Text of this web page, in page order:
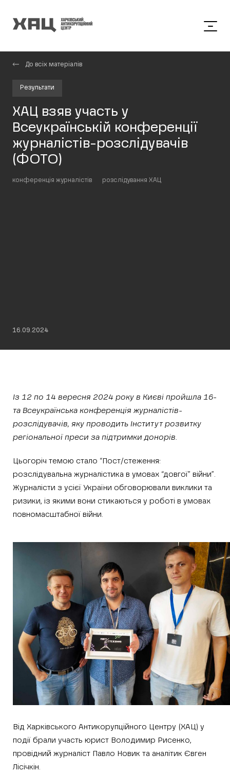
До всіх матеріалів
Результати
ХАЦ взяв участь у
Всеукраїнській конференції
журналістів-розслідувачів
(ФОТО)
конференція журналістів розслідування ХАЦ
16.09.2024
Із 12 по 14 вересня 2024 року в Києві пройшла 16-
та Всеукраїнська конференція журналістів-
розслідувачів, яку проводить Інститут розвитку
регіональної преси за підтримки донорів.
Цьогоріч темою стало “Пост/стеження:
розслідувальна журналістика в умовах “довгої” війни”.
Журналісти з усієї України обговорювали виклики та
ризики, із якими вони стикаються у роботі в умовах
повномасштабної війни.
Від Харківського Антикорупційного Центру (ХАЦ) у
події брали участь юрист Володимир Рисенко,
провідний журналіст Павло Новик та аналітик Євген
Лісічкін.